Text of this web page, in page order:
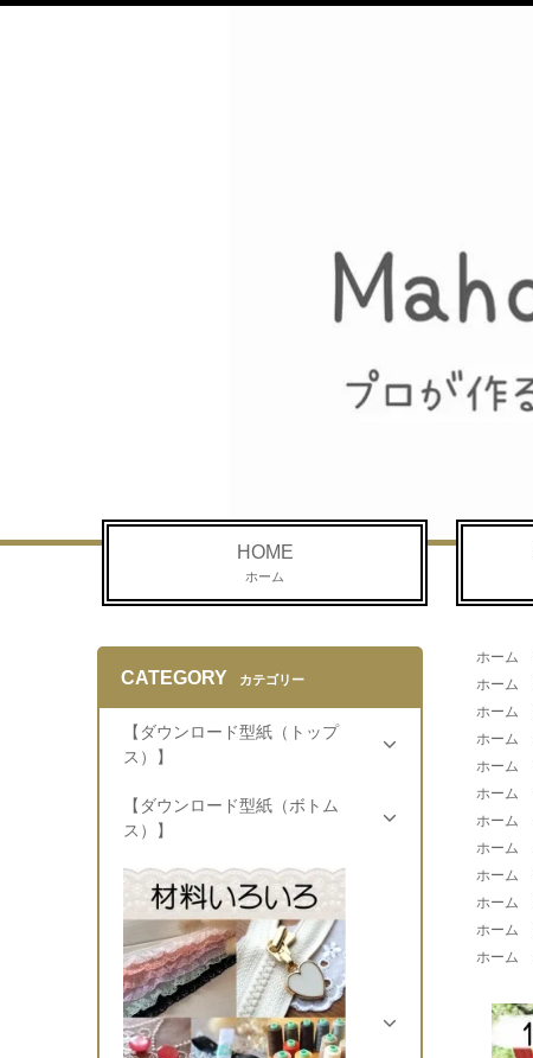
HOME
ホーム
ホーム
ホーム
ホーム
ホーム
ホーム
ホーム
ホーム
ホーム
ホーム
ホーム
ホーム
ホーム
CATEGORY カテゴリー
【ダウンロード型紙（トップ
ス）】
【ダウンロード型紙（ボトム
ス）】